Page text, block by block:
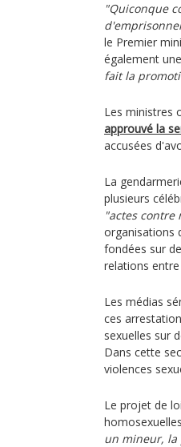
"Quiconque
le Premier
également
fait la
Les ministres
approuvé la
accusées
La
plusieurs
"actes contre
organisations
fondées sur
relations
Les médias
ces
sexuelles sur
Dans cette
violences
Le projet de
un mineur, la